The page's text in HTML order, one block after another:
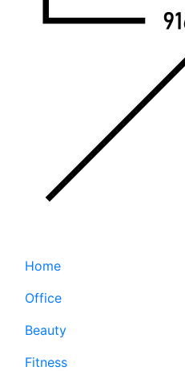
Home
Office
Beauty
Fitness